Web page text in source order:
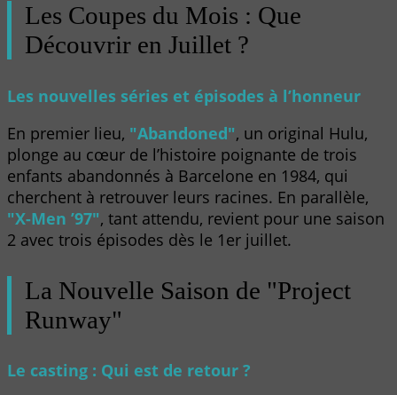
Les Coupes du Mois : Que
Découvrir en Juillet ?
Les nouvelles séries et épisodes à l’honneur
En premier lieu, "Abandoned", un original Hulu,
plonge au cœur de l’histoire poignante de trois
enfants abandonnés à Barcelone en 1984, qui
cherchent à retrouver leurs racines. En parallèle,
"X-Men ’97", tant attendu, revient pour une saison
2 avec trois épisodes dès le 1er juillet.
La Nouvelle Saison de "Project
Runway"
Le casting : Qui est de retour ?